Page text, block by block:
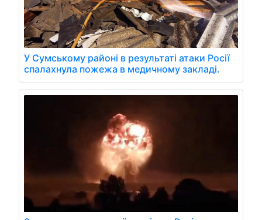
У Сумському районі в результаті атаки Росії
спалахнула пожежа в медичному закладі.